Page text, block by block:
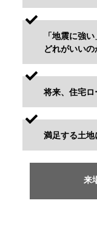
「地震に強
どれがいい
将来、住宅
満足する土
来